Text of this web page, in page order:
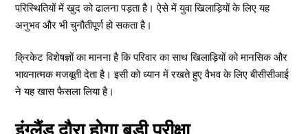
परिस्थितियों में खुद को ढालना पड़ता है। ऐसे में युवा खिलाड़ियों के लिए यह
अनुभव और भी चुनौतीपूर्ण हो सकता है।
क्रिकेट विशेषज्ञों का मानना है कि परिवार का साथ खिलाड़ियों को मानसिक और
भावनात्मक मजबूती देता है। इसी को ध्यान में रखते हुए वैभव के लिए बीसीसीआई
ने यह खास फैसला लिया है।